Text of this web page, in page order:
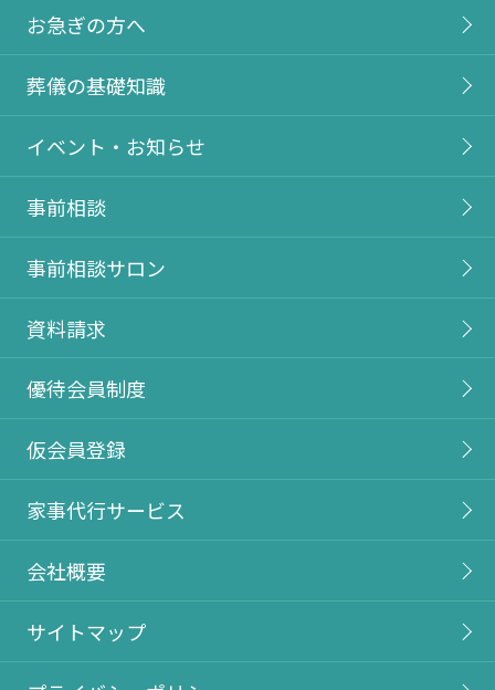
お急ぎの方へ
葬儀の基礎知識
イベント・お知らせ
事前相談
事前相談サロン
資料請求
優待会員制度
仮会員登録
家事代行サービス
会社概要
サイトマップ